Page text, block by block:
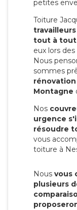
petites
Toiture
tout à
eux lors
Nous
sommes
Montagne
Nos
urgence
résoudre
vous
toiture à
Nous vous
plusieurs